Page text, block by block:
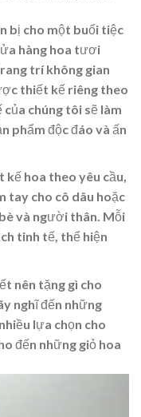
bị cho một buổi tiệc
hàng hoa tươi
trí không gian
thiết kế riêng theo
chúng tôi sẽ làm
phẩm độc đáo và ấn
kế hoa theo yêu cầu,
tay cho cô dâu hoặc
và người thân. Mỗi
tinh tế, thể hiện
nên tặng gì cho
nghĩ đến những
lựa chọn cho
đến những giỏ hoa